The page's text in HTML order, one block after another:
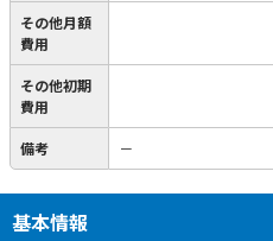
その他月額
費用
その他初期
費用
備考 －
基本情報